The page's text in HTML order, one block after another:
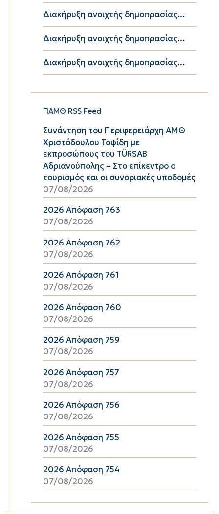
Διακήρυξη ανοιχτής δημοπρασίας...
Διακήρυξη ανοιχτής δημοπρασίας...
Διακήρυξη ανοιχτής δημοπρασίας...
ΠΑΜΘ RSS Feed
Συνάντηση του Περιφερειάρχη ΑΜΘ
Χριστόδουλου Τοψίδη με
εκπροσώπους του TÜRSAB
Αδριανούπολης – Στο επίκεντρο ο
τουρισμός και οι συνοριακές υποδομές
07/08/2026
2026 Απόφαση 763
07/08/2026
2026 Απόφαση 762
07/08/2026
2026 Απόφαση 761
07/08/2026
2026 Απόφαση 760
07/08/2026
2026 Απόφαση 759
07/08/2026
2026 Απόφαση 757
07/08/2026
2026 Απόφαση 756
07/08/2026
2026 Απόφαση 755
07/08/2026
2026 Απόφαση 754
07/08/2026